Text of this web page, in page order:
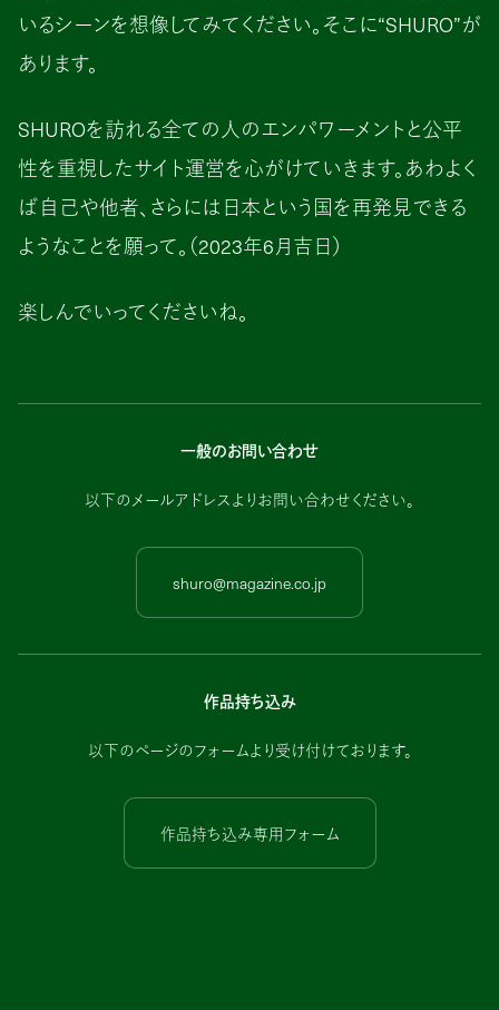
いるシーンを想像してみてください。そこに“SHURO”が
あります。
SHUROを訪れる全ての人のエンパワーメントと公平
性を重視したサイト運営を心がけていきます。あわよく
ば自己や他者、さらには日本という国を再発見できる
ようなことを願って。（2023年6月吉日）
楽しんでいってくださいね。
一般のお問い合わせ
以下のメールアドレスよりお問い合わせください。
shuro@magazine.co.jp
作品持ち込み
以下のページのフォームより受け付けております。
作品持ち込み専用フォーム